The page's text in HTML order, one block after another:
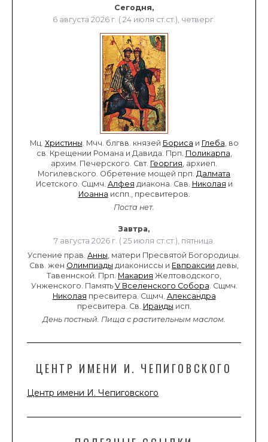
Сегодня,
6 августа 2026 г. ( 24 июля ст.ст.), четверг.
Мц. Христины. Мчч. блгвв. князей Бориса и Глеба, во
св. Крещении Романа и Давида. Прп. Поликарпа,
архим. Печерского. Свт. Георгия, архиеп.
Могилевского. Обретение мощей прп. Далмата
Исетского. Сщмч. Алфея диакона. Свв. Николая и
Иоанна испп., пресвитеров.
Поста нет.
Завтра,
7 августа 2026 г. ( 25 июля ст.ст.), пятница.
Успение прав. Анны, матери Пресвятой Богородицы.
Свв. жен Олимпиады диакониссы и Евпраксии девы,
Тавеннской. Прп. Макария Желтоводского,
Унженского. Память V Вселенского Собора. Сщмч.
Николая пресвитера. Сщмч. Александра
пресвитера. Св. Ираиды исп.
День постный. Пища с растительным маслом.
ЦЕНТР ИМЕНИ И. ЧЕПИГОВСКОГО
Центр имени И. Чепиговского